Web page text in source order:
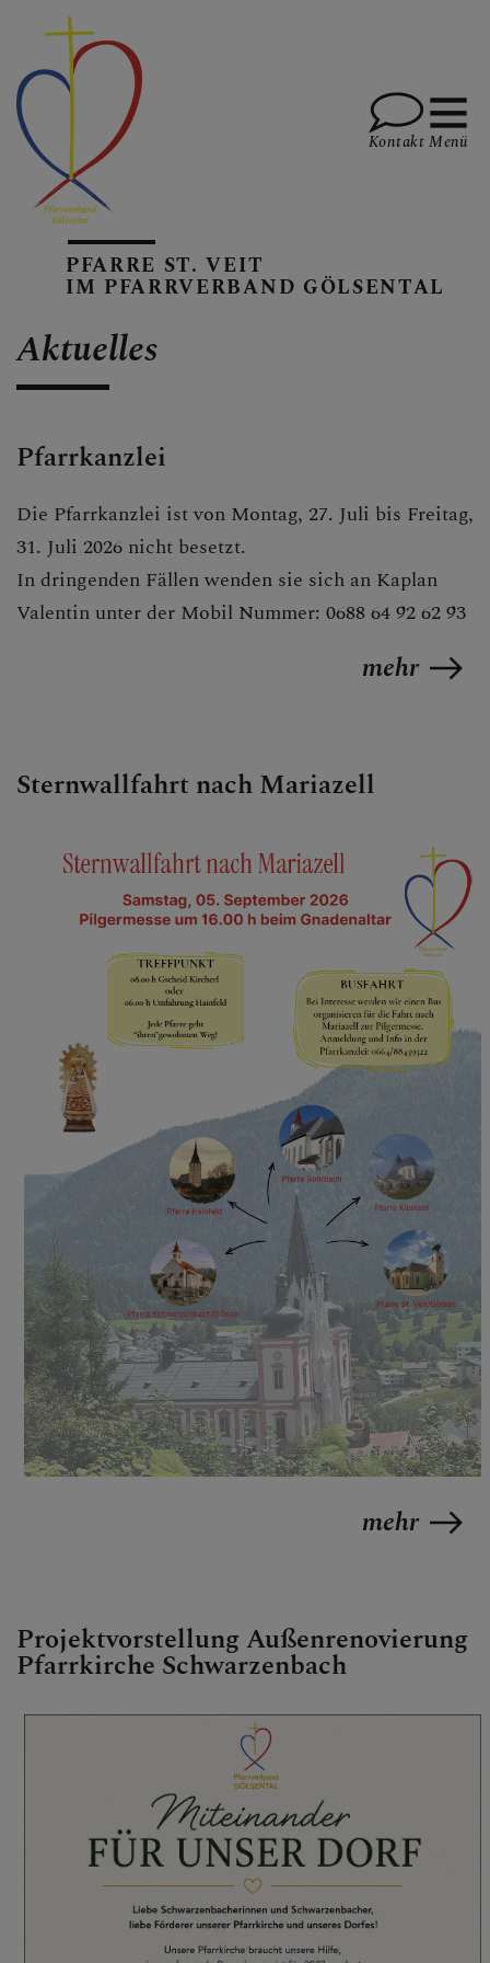
AKTUELLES
GALERIE / FOTOS
SAKRAMENTE
PFARRVERBANDSBLÄTT
ER
SEELSORGETEAM
PFARRE ST. VEIT
IM PFARRVERBAND GÖLSENTAL
Kontakt Menü
Aktuelles
Pfarrkanzlei
Die Pfarrkanzlei ist von Montag, 27. Juli bis Freitag,
31. Juli 2026 nicht besetzt.
In dringenden Fällen wenden sie sich an Kaplan
Valentin unter der Mobil Nummer: 0688 64 92 62 93
mehr
Sternwallfahrt nach Mariazell
mehr
Projektvorstellung Außenrenovierung
Pfarrkirche Schwarzenbach